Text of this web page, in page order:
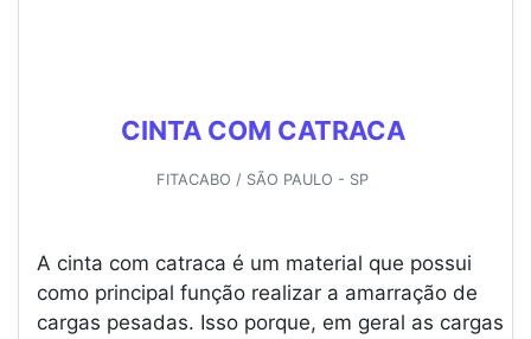
CINTA COM CATRACA
FITACABO / SÃO PAULO - SP
A cinta com catraca é um material que possui
como principal função realizar a amarração de
cargas pesadas. Isso porque, em geral as cargas